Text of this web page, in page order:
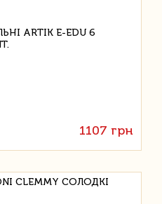
1107 грн
CLEMMY СОЛОДКІ